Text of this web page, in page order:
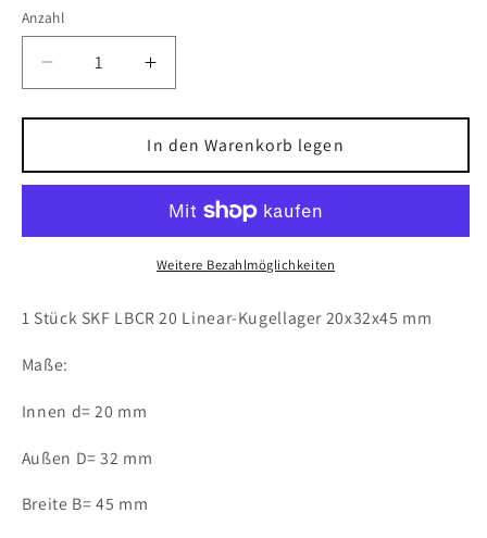
Anzahl
Verringere
die
Menge
1x
SKF
20
20x32x45
LBCR20
Erhöhe
die
Menge
für
1x
SKF
LBCR
20
Linear-
20x32x45
In den Warenkorb legen
Weitere Bezahlmöglichkeiten
1 Stück SKF LBCR 20 Linear-Kugellager 20x32x45 mm
Maße:
Innen d= 20 mm
Außen D= 32 mm
Breite B= 45 mm